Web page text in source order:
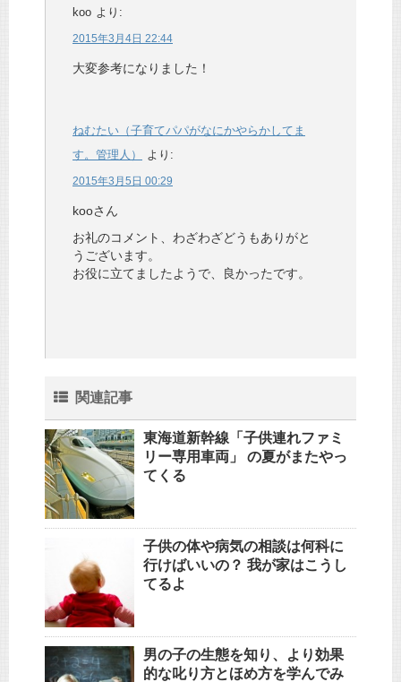
koo より:
2015年3月4日 22:44
大変参考になりました！
ねむたい（子育てパパがなにかやらかしてま
す。管理人）
より:
2015年3月5日 00:29
kooさん
お礼のコメント、わざわざどうもありがと
うございます。
お役に立てましたようで、良かったです。
関連記事
東海道新幹線「子供連れファミ
リー専用車両」 の夏がまたやっ
てくる
子供の体や病気の相談は何科に
行けばいいの？ 我が家はこうし
てるよ
男の子の生態を知り、より効果
的な叱り方とほめ方を学んでみ